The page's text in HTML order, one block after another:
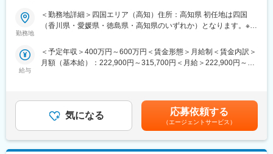
これまでのご経験を、医療機器の設置・保守に活かせます。
PACS（医療用画像管理システム）やCT・MRIなどの高度な機器
を扱い、病院の診断を支える重要な仕事です。最新のAI技術やネ
■PACSとは
レントゲン、CT、MRIなどで撮影したデジタルデータを保存・管
■業務概要
医療機器、医療画像処理機器、医療画像ネットワークシステムの
設置および医療機関への保守サポートを担当する業務です。主に
医用画像処理機器、医用画像ネットワークシステムの設置、立ち
勤務地
＜勤務地詳細＞四国エリア（高知）住所：高知県 初任地は四国
（香川県・愛媛県・徳島県・高知県のいずれか）となります。※希
業所（リモートワーク含む）
給与
＜予定年収＞400万円～600万円＜賃金形態＞月給制＜賃金内訳＞
月額（基本給）：222,900円～315,700円＜月給＞222,900円～
万円(入社8年・経験11年、手当含)：月給37万円賃金はあくまでも
目安の金額であり、選考を通じて上下する可能性があります。月
給(月額)は固定手当を含めた表記です。
気になる 応募依頼する
（エージェントサービス）